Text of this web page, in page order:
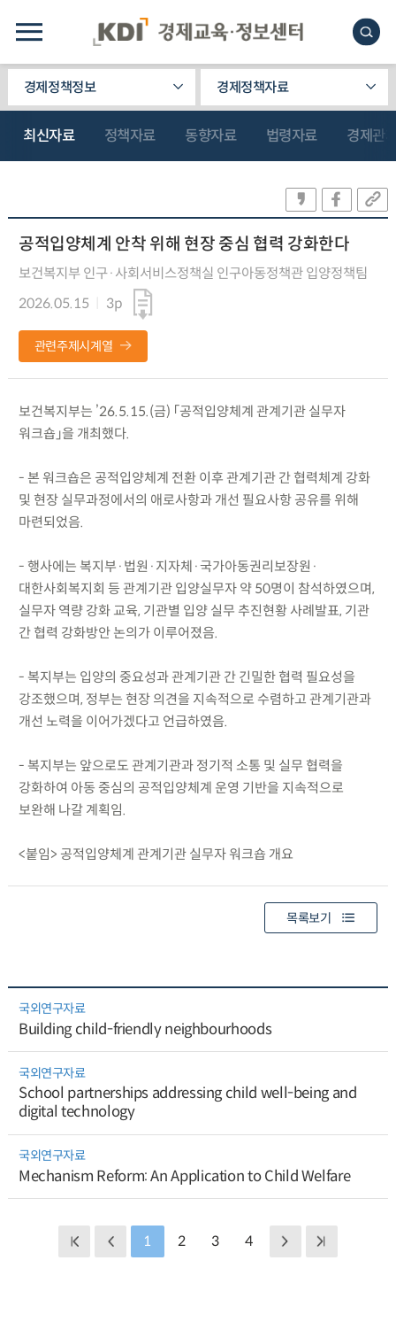
경제정책정보 경제정책자료
최신자료 정책자료 동향자료 법령자료 경제관
공적입양체계 안착 위해 현장 중심 협력 강화한다
보건복지부 인구·사회서비스정책실 인구아동정책관 입양정책팀
2026.05.15
3p
관련주제시계열
보건복지부는 ’26.5.15.(금) 「공적입양체계 관계기관 실무자
워크숍」을 개최했다.
- 본 워크숍은 공적입양체계 전환 이후 관계기관 간 협력체계 강화
및 현장 실무과정에서의 애로사항과 개선 필요사항 공유를 위해
마련되었음.
- 행사에는 복지부·법원·지자체·국가아동권리보장원·
대한사회복지회 등 관계기관 입양실무자 약 50명이 참석하였으며,
실무자 역량 강화 교육, 기관별 입양 실무 추진현황 사례발표, 기관
간 협력 강화방안 논의가 이루어졌음.
- 복지부는 입양의 중요성과 관계기관 간 긴밀한 협력 필요성을
강조했으며, 정부는 현장 의견을 지속적으로 수렴하고 관계기관과
개선 노력을 이어가겠다고 언급하였음.
- 복지부는 앞으로도 관계기관과 정기적 소통 및 실무 협력을
강화하여 아동 중심의 공적입양체계 운영 기반을 지속적으로
보완해 나갈 계획임.
<붙임> 공적입양체계 관계기관 실무자 워크숍 개요
목록보기
국외연구자료
Building child-friendly neighbourhoods
국외연구자료
School partnerships addressing child well-being and
digital technology
국외연구자료
Mechanism Reform: An Application to Child Welfare
1 2 3 4